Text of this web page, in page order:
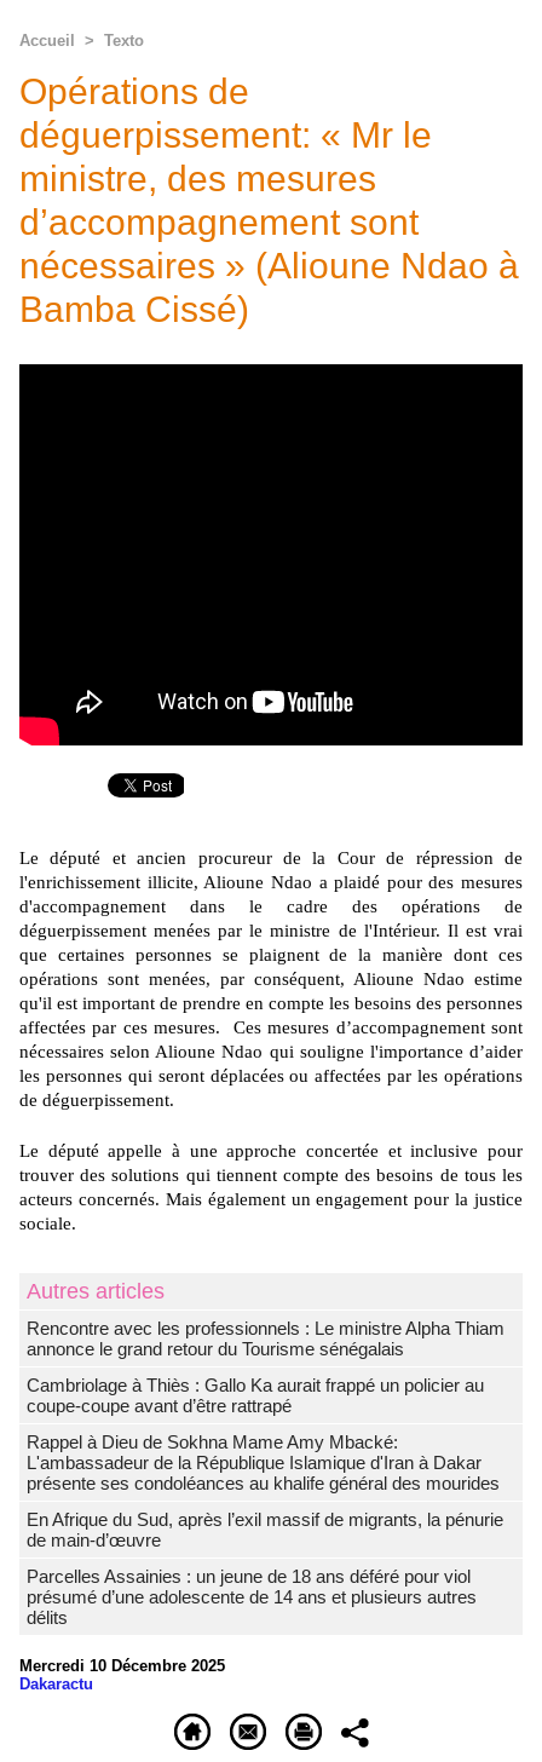
Accueil > Texto
Opérations de
déguerpissement: « Mr le
ministre, des mesures
d’accompagnement sont
nécessaires » (Alioune Ndao à
Bamba Cissé)
Le député et ancien procureur de la Cour de répression de
l'enrichissement illicite, Alioune Ndao a plaidé pour des mesures
d'accompagnement dans le cadre des opérations de
déguerpissement menées par le ministre de l'Intérieur. Il est vrai
que certaines personnes se plaignent de la manière dont ces
opérations sont menées, par conséquent, Alioune Ndao estime
qu'il est important de prendre en compte les besoins des personnes
affectées par ces mesures. Ces mesures d’accompagnement sont
nécessaires selon Alioune Ndao qui souligne l'importance d’aider
les personnes qui seront déplacées ou affectées par les opérations
de déguerpissement.
Le député appelle à une approche concertée et inclusive pour
trouver des solutions qui tiennent compte des besoins de tous les
acteurs concernés. Mais également un engagement pour la justice
sociale.
Autres articles
Rencontre avec les professionnels : Le ministre Alpha Thiam
annonce le grand retour du Tourisme sénégalais
Cambriolage à Thiès : Gallo Ka aurait frappé un policier au
coupe-coupe avant d’être rattrapé
Rappel à Dieu de Sokhna Mame Amy Mbacké:
L'ambassadeur de la République Islamique d'Iran à Dakar
présente ses condoléances au khalife général des mourides
En Afrique du Sud, après l’exil massif de migrants, la pénurie
de main-d’œuvre
Parcelles Assainies : un jeune de 18 ans déféré pour viol
présumé d’une adolescente de 14 ans et plusieurs autres
délits
Mercredi 10 Décembre 2025
Dakaractu